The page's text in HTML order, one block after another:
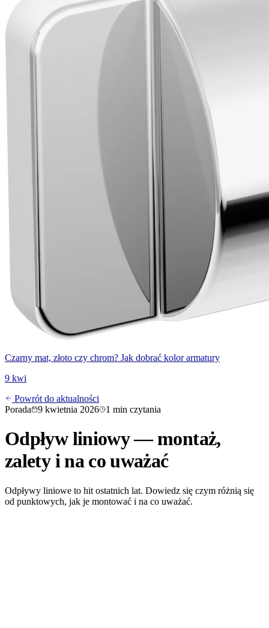
Czarny mat, złoto czy chrom? Jak dobrać kolor armatury
9 kwi
Powrót do aktualności
Porada
9 kwietnia 2026 1 min czytania
Odpływ liniowy — montaż,
zalety i na co uważać
Odpływy liniowe to hit ostatnich lat. Dowiedz się czym różnią się
od punktowych, jak je montować i na co uważać.